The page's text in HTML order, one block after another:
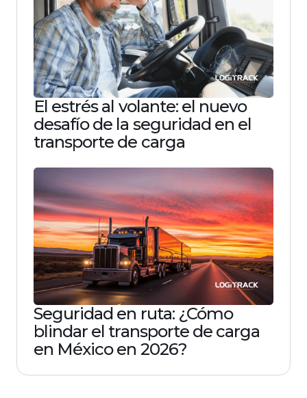
El estrés al volante: el nuevo
desafío de la seguridad en el
transporte de carga
Seguridad en ruta: ¿Cómo
blindar el transporte de carga
en México en 2026?